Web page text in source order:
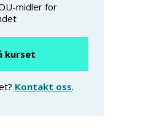
midler for
kurset
Kontakt oss.